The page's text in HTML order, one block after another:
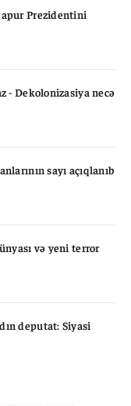
Prezidentini
- Dekolonizasiya necə
sayı açıqlanıb
və yeni terror
deputat: Siyasi